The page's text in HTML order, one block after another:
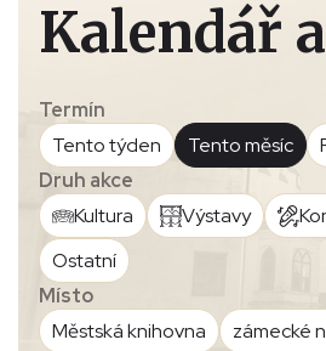
Kalendář
Termín
Tento týden
Tento měsíc
Druh akce
Kultura
Výstavy
Ostatní
Místo
Městská knihovna
zámecké